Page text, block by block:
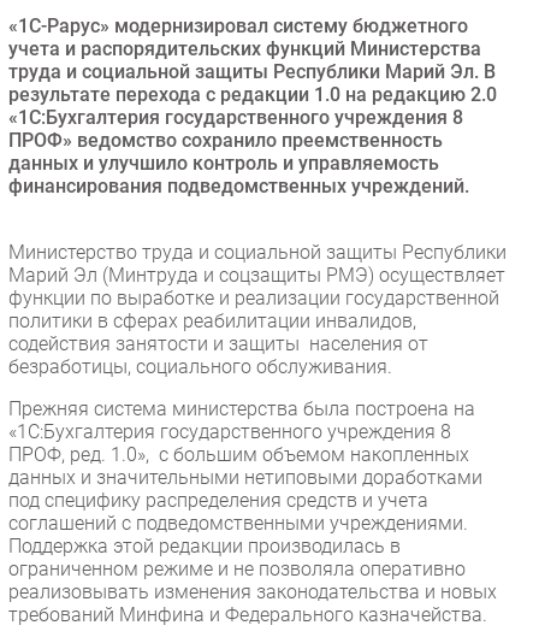
РАЗДЕЛЫ
Новости
Аналитика
Интервью
Мероприятия
IT класс
Тестовый стенд
Каталог компаний
«1С-Рарус» модернизировал систему бюджетного
учета и распорядительских функций Министерства
труда и социальной защиты Республики Марий Эл. В
результате перехода с редакции 1.0 на редакцию 2.0
«1С:Бухгалтерия государственного учреждения 8
ПРОФ» ведомство сохранило преемственность
данных и улучшило контроль и управляемость
финансирования подведомственных учреждений.
Министерство труда и социальной защиты Республики
Марий Эл (Минтруда и соцзащиты РМЭ) осуществляет
функции по выработке и реализации государственной
политики в сферах реабилитации инвалидов,
содействия занятости и защиты населения от
безработицы, социального обслуживания.
Прежняя система министерства была построена на
«1С:Бухгалтерия государственного учреждения 8
ПРОФ, ред. 1.0», с большим объемом накопленных
данных и значительными нетиповыми доработками
под специфику распределения средств и учета
соглашений с подведомственными учреждениями.
Поддержка этой редакции производилась в
ограниченном режиме и не позволяла оперативно
реализовывать изменения законодательства и новых
требований Минфина и Федерального казначейства.